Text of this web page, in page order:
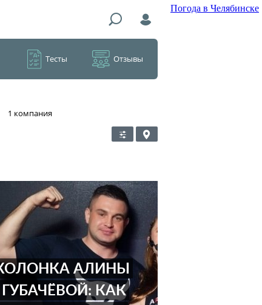
Погода в Челябинске
Тесты Отзывы
​1 компания
АЛИНЫ
ГУБАЧЁВОЙ: КАК